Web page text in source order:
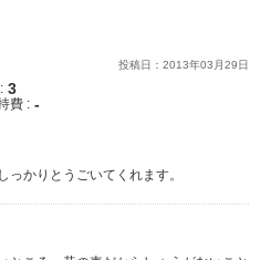
投稿日： 2013年03 月29日
3
費 : -
かりとうごいてくれます。